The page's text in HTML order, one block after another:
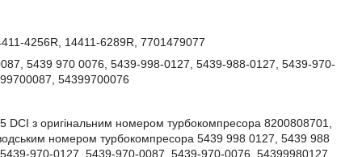
4256R, 14411-6289R, 7701479077
5439 970 0076, 5439-998-0127, 5439-988-0127, 5439-970-
54399700076
DCI з оригінальним номером турбокомпресора 8200808701,
номером турбокомпресора 5439 998 0127, 5439 988
970-0127, 5439-970-0087, 5439-970-0076, 54399980127,